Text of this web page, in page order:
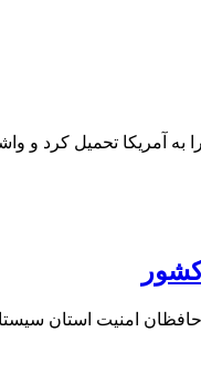
تحمیل کرد و
حافظان امنیت استان